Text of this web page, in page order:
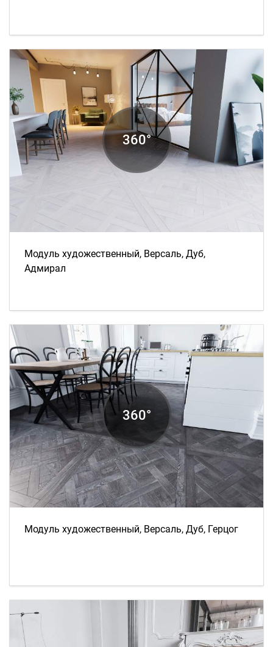
Модуль художественный, Версаль, Дуб,
Адмирал
Модуль художественный, Версаль, Дуб, Герцог